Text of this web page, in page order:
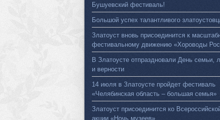
Бушуевский фестиваль!
Большой успех талантливого
Златоуст вновь присоединится к
фестивальному движению «Хороводы
В Златоусте отпраздновали День семьи,
и верности
14 июля в Златоусте пройдет фестиваль
«Челябинская область – большая семья»
Златоуст присоединится ко
акции «Ночь музеев»